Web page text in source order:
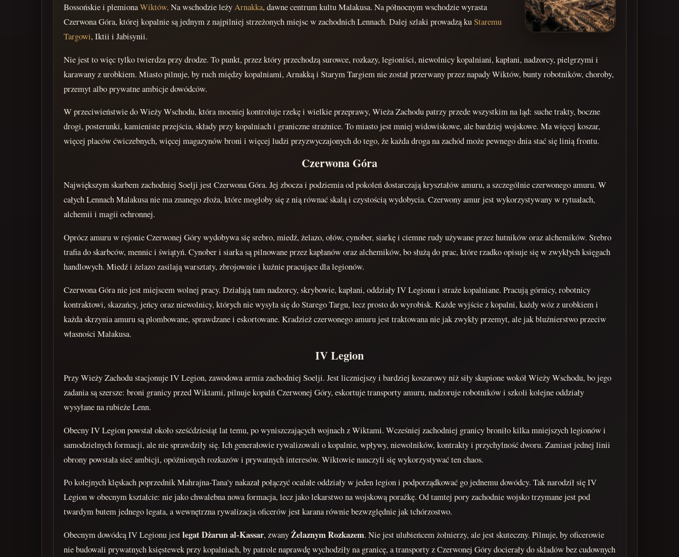
Bossońskie i plemionaWiktów. Na wschodzie leżyArnakka, dawne centrum kultu Malakusa. Na północnym wschodzie wyrasta
Czerwona Góra, której kopalnie są jednym z najpilniej strzeżonych miejsc w zachodnich Lennach. Dalej szlaki prowadzą kuStaremu
Targowi, Iktii i Jabisynii.
Nie jest to więc tylko twierdza przy drodze. To punkt, przez który przechodzą surowce, rozkazy, legioniści, niewolnicy kopalniani, kapłani, nadzorcy, pielgrzymi i
karawany z urobkiem. Miasto pilnuje, by ruch między kopalniami, Arnakką i Starym Targiem nie został przerwany przez napady Wiktów, bunty robotników, choroby,
przemyt albo prywatne ambicje dowódców.
W przeciwieństwie do Wieży Wschodu, która mocniej kontroluje rzekę i wielkie przeprawy, Wieża Zachodu patrzy przede wszystkim na ląd: suche trakty, boczne
drogi, posterunki, kamieniste przejścia, składy przy kopalniach i graniczne strażnice. To miasto jest mniej widowiskowe, ale bardziej wojskowe. Ma więcej koszar,
więcej placów ćwiczebnych, więcej magazynów broni i więcej ludzi przyzwyczajonych do tego, że każda droga na zachód może pewnego dnia stać się linią frontu.
Czerwona Góra
Największym skarbem zachodniej Soelji jest Czerwona Góra. Jej zbocza i podziemia od pokoleń dostarczają kryształów amuru, a szczególnie czerwonego amuru. W
całych Lennach Malakusa nie ma znanego złoża, które mogłoby się z nią równać skalą i czystością wydobycia. Czerwony amur jest wykorzystywany w rytuałach,
alchemii i magii ochronnej.
Oprócz amuru w rejonie Czerwonej Góry wydobywa się srebro, miedź, żelazo, ołów, cynober, siarkę i ciemne rudy używane przez hutników oraz alchemików. Srebro
trafia do skarbców, mennic i świątyń. Cynober i siarka są pilnowane przez kapłanów oraz alchemików, bo służą do prac, które rzadko opisuje się w zwykłych księgach
handlowych. Miedź i żelazo zasilają warsztaty, zbrojownie i kuźnie pracujące dla legionów.
Czerwona Góra nie jest miejscem wolnej pracy. Działają tam nadzorcy, skrybowie, kapłani, oddziały IV Legionu i straże kopalniane. Pracują górnicy, robotnicy
kontraktowi, skazańcy, jeńcy oraz niewolnicy, których nie wysyła się do Starego Targu, lecz prosto do wyrobisk. Każde wyjście z kopalni, każdy wóz z urobkiem i
każda skrzynia amuru są plombowane, sprawdzane i eskortowane. Kradzież czerwonego amuru jest traktowana nie jak zwykły przemyt, ale jak bluźnierstwo przeciw
własności Malakusa.
IV Legion
Przy Wieży Zachodu stacjonuje IV Legion, zawodowa armia zachodniej Soelji. Jest liczniejszy i bardziej koszarowy niż siły skupione wokół Wieży Wschodu, bo jego
zadania są szersze: broni granicy przed Wiktami, pilnuje kopalń Czerwonej Góry, eskortuje transporty amuru, nadzoruje robotników i szkoli kolejne oddziały
wysyłane na rubieże Lenn.
Obecny IV Legion powstał około sześćdziesiąt lat temu, po wyniszczających wojnach z Wiktami. Wcześniej zachodniej granicy broniło kilka mniejszych legionów i
samodzielnych formacji, ale nie sprawdziły się. Ich generałowie rywalizowali o kopalnie, wpływy, niewolników, kontrakty i przychylność dworu. Zamiast jednej linii
obrony powstała sieć ambicji, opóźnionych rozkazów i prywatnych interesów. Wiktowie nauczyli się wykorzystywać ten chaos.
Po kolejnych klęskach poprzednik Mahrajna-Tana'y nakazał połączyć ocalałe oddziały w jeden legion i podporządkować go jednemu dowódcy. Tak narodził się IV
Legion w obecnym kształcie: nie jako chwalebna nowa formacja, lecz jako lekarstwo na wojskową porażkę. Od tamtej pory zachodnie wojsko trzymane jest pod
twardym butem jednego legata, a wewnętrzna rywalizacja oficerów jest karana równie bezwzględnie jak tchórzostwo.
Obecnym dowódcą IV Legionu jestlegat Dżarun al-Kassar, zwanyŻelaznym Rozkazem. Nie jest ulubieńcem żołnierzy, ale jest skuteczny. Pilnuje, by oficerowie
nie budowali prywatnych księstewek przy kopalniach, by patrole naprawdę wychodziły na granicę, a transporty z Czerwonej Góry docierały do składów bez cudownych